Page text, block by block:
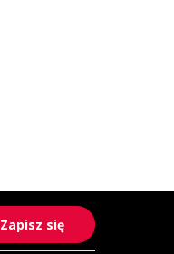
Zapisz się